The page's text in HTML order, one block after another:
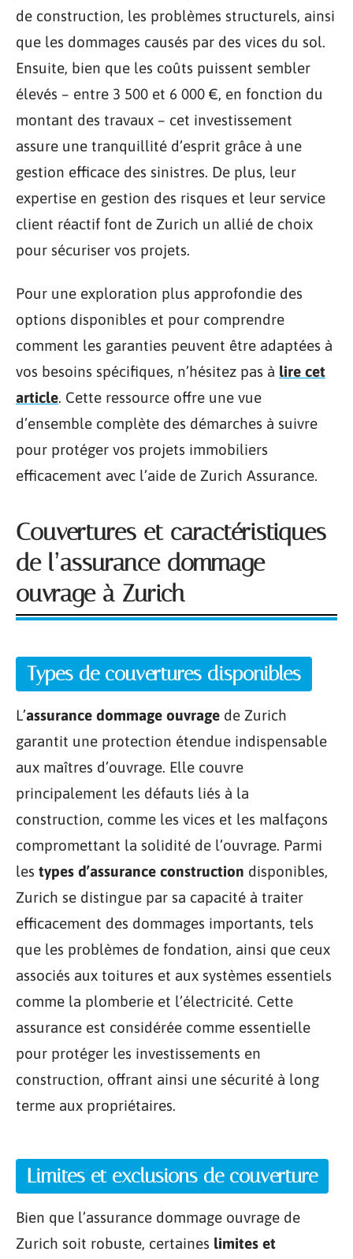
de construction, les problèmes structurels, ainsi
que les dommages causés par des vices du sol.
Ensuite, bien que les coûts puissent sembler
élevés – entre 3 500 et 6 000 €, en fonction du
montant des travaux – cet investissement
assure une tranquillité d’esprit grâce à une
gestion efficace des sinistres. De plus, leur
expertise en gestion des risques et leur service
client réactif font de Zurich un allié de choix
pour sécuriser vos projets.
Pour une exploration plus approfondie des
options disponibles et pour comprendre
comment les garanties peuvent être adaptées à
vos besoins spécifiques, n’hésitez pas à lire cet
article. Cette ressource offre une vue
d’ensemble complète des démarches à suivre
pour protéger vos projets immobiliers
efficacement avec l’aide de Zurich Assurance.
Couvertures et caractéristiques
de l’assurance dommage
ouvrage à Zurich
Types de couvertures disponibles
L’assurance dommage ouvrage de Zurich
garantit une protection étendue indispensable
aux maîtres d’ouvrage. Elle couvre
principalement les défauts liés à la
construction, comme les vices et les malfaçons
compromettant la solidité de l’ouvrage. Parmi
les types d’assurance construction disponibles,
Zurich se distingue par sa capacité à traiter
efficacement des dommages importants, tels
que les problèmes de fondation, ainsi que ceux
associés aux toitures et aux systèmes essentiels
comme la plomberie et l’électricité. Cette
assurance est considérée comme essentielle
pour protéger les investissements en
construction, offrant ainsi une sécurité à long
terme aux propriétaires.
Limites et exclusions de couverture
Bien que l’assurance dommage ouvrage de
Zurich soit robuste, certaines limites et